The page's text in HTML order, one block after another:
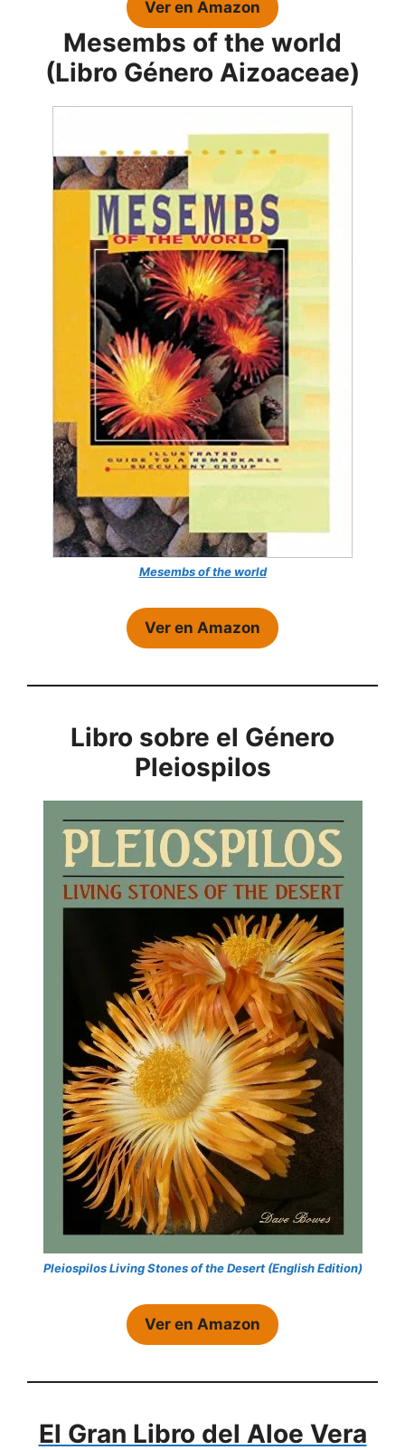
Ver en Amazon
Mesembs of the world
(Libro Género Aizoaceae)
Mesembs of the world
Ver en Amazon
Libro sobre el Género
Pleiospilos
Pleiospilos Living Stones of the Desert (English Edition)
Ver en Amazon
El Gran Libro del Aloe Vera